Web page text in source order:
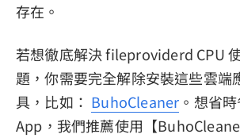
存在。
若想徹底解決 fileproviderd CPU
題，你需要完全解除安裝這些雲端
具，比如： BuhoCleaner 。想省
App，我們推薦使用【